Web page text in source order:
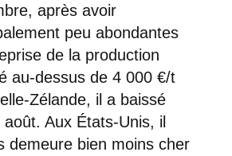
après avoir
peu abondantes
de la production
au-dessus de 4 000 €/t
Zélande, il a baissé
Aux États-Unis, il
demeure bien moins cher